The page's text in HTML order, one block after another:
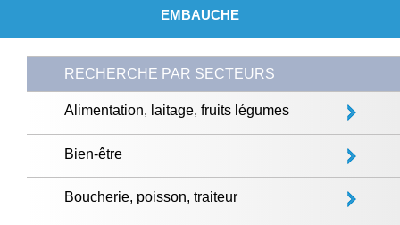
EMBAUCHE
RECHERCHE PAR SECTEURS
Alimentation, laitage, fruits légumes
Bien-être
Boucherie, poisson, traiteur